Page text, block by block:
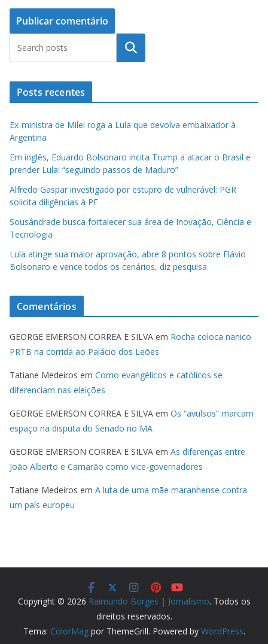
Pesquisar
Posts recentes
Ex-ministra de Milei roga a Lula que devolva embaixador à
Argentina
Em inglês, Eduardo Bolsonaro incita Trump a atacar o Brasil e
prender Lula: “seguindo passos de Maduro”
Alfredo Gaspar investigado por estupro de vulnerável: PGR
solicita diligências à PF
Sousândrade busca fortalecer sua área de Inovação, Ciência e
Tecnologia
Lula atinge sua maior aprovação, abre 8 pontos sobre Flávio
Bolsonaro e vence todos os cenários, diz pesquisa
Comentários
GEORGE EMERSON CORREA E SILVA em Rocha coloca nanico
PRTB na corrida ao Palácio dos Leões
Tatiane Medeiros em Como evangélicos e católicos se
diferenciam nas eleições
GEORGE EMERSON CORREA E SILVA em Os “avulsos” marcam
espaço na disputa do Senado no MA
GEORGE EMERSON CORREA E SILVA em As diferenças entre
João Alberto e Camarão como vice-governadores
Tatiane Medeiros em A luta de uma mãe maranhense contra
um país europeu
Copyright © 2026 Raimundo Borges | Jornalismo. Todos os
direitos reservados.
Tema: ColorMagpor ThemeGrill. Powered by WordPress.